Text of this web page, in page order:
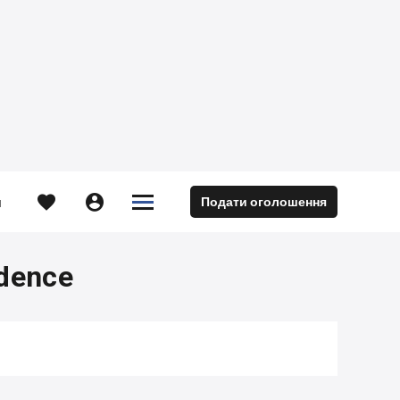
  

 Подати оголошення